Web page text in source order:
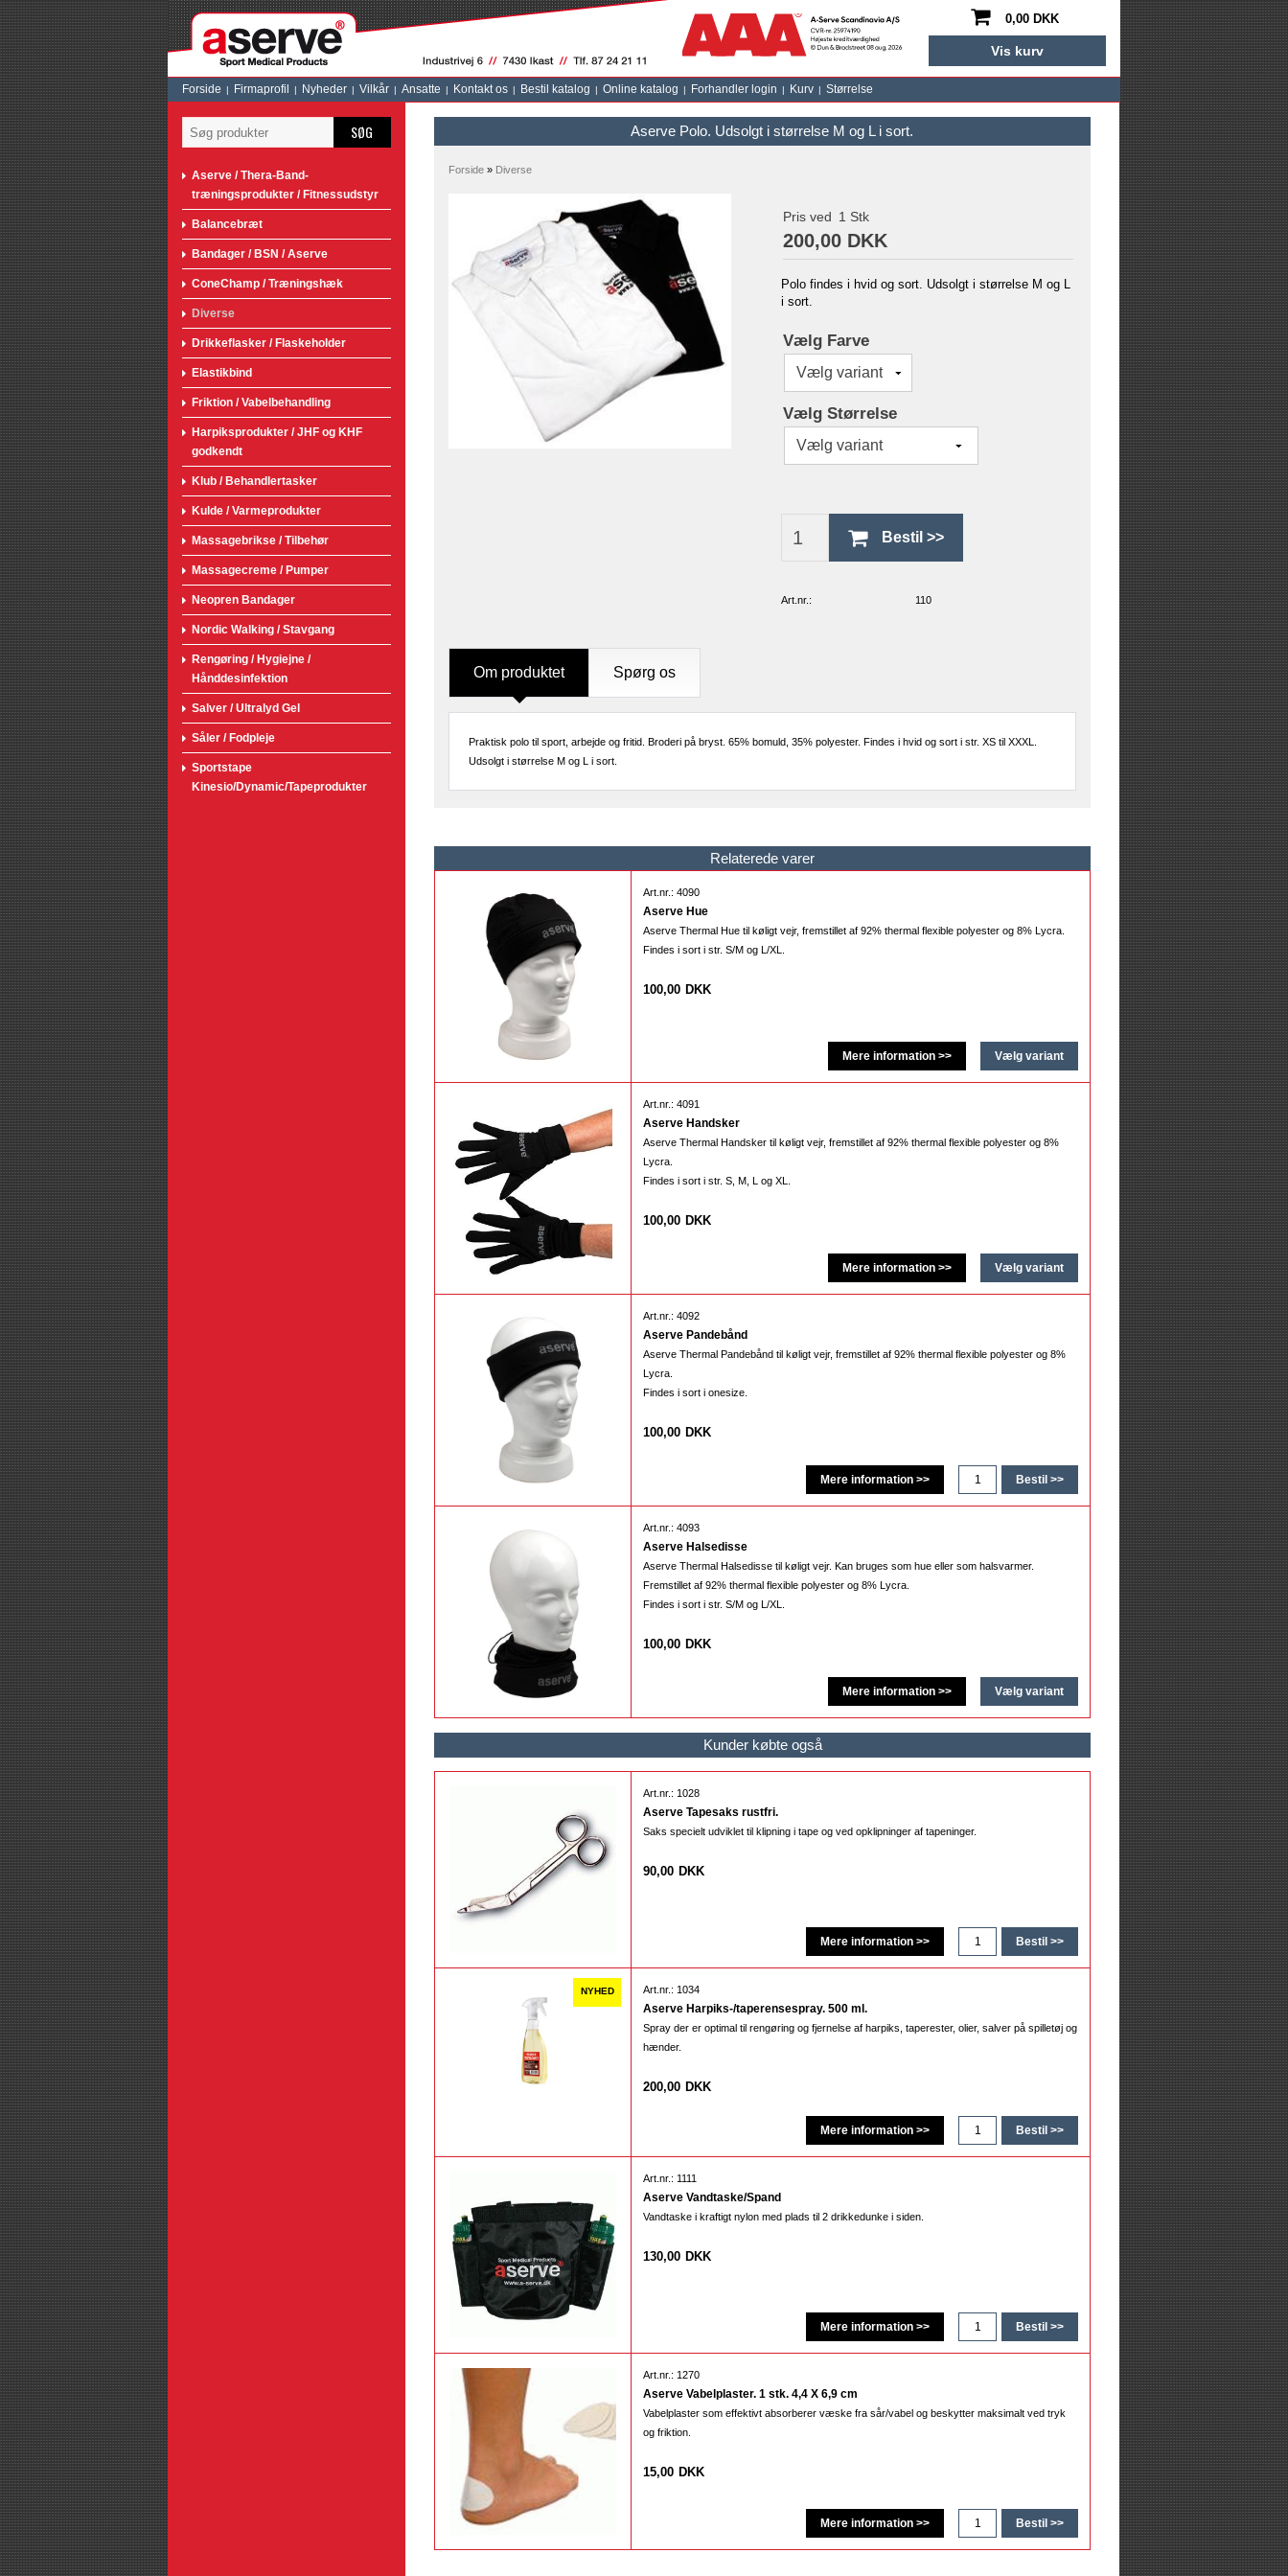
0,00 DKK
Vis kurv
Forside Firmaprofil Nyheder Vilkår Ansatte Kontakt os Bestil katalog Online katalog Forhandler login Kurv Størrelse
SØG
Aserve / Thera-Band-
træningsprodukter / Fitnessudstyr
Balancebræt
Bandager / BSN / Aserve
ConeChamp / Træningshæk
Diverse
Drikkeflasker / Flaskeholder
Elastikbind
Friktion / Vabelbehandling
Harpiksprodukter / JHF og KHF
godkendt
Klub / Behandlertasker
Kulde / Varmeprodukter
Massagebrikse / Tilbehør
Massagecreme / Pumper
Neopren Bandager
Nordic Walking / Stavgang
Rengøring / Hygiejne /
Hånddesinfektion
Salver / Ultralyd Gel
Såler / Fodpleje
Sportstape
Kinesio/Dynamic/Tapeprodukter
Aserve Polo. Udsolgt i størrelse M og L i sort.
Forside » Diverse
Pris ved 1 Stk
200,00 DKK
Polo findes i hvid og sort. Udsolgt i størrelse M og L
i sort.
Vælg Farve
Vælg Størrelse
110
Art.nr.:
Om produktet Spørg os
Praktisk polo til sport, arbejde og fritid. Broderi på bryst. 65% bomuld, 35% polyester. Findes i hvid og sort i str. XS til XXXL.
Udsolgt i størrelse M og L i sort.
Relaterede varer
Art.nr.: 4090
Aserve Hue
Aserve Thermal Hue til køligt vejr, fremstillet af 92% thermal flexible polyester og 8% Lycra.
Findes i sort i str. S/M og L/XL.
100,00 DKK
Art.nr.: 4091
Aserve Handsker
Aserve Thermal Handsker til køligt vejr, fremstillet af 92% thermal flexible polyester og 8%
Lycra.
Findes i sort i str. S, M, L og XL.
100,00 DKK
Art.nr.: 4092
Aserve Pandebånd
Aserve Thermal Pandebånd til køligt vejr, fremstillet af 92% thermal flexible polyester og 8%
Lycra.
Findes i sort i onesize.
100,00 DKK
Art.nr.: 4093
Aserve Halsedisse
Aserve Thermal Halsedisse til køligt vejr. Kan bruges som hue eller som halsvarmer.
Fremstillet af 92% thermal flexible polyester og 8% Lycra.
Findes i sort i str. S/M og L/XL.
100,00 DKK
Kunder købte også
Art.nr.: 1028
Aserve Tapesaks rustfri.
Saks specielt udviklet til klipning i tape og ved opklipninger af tapeninger.
90,00 DKK
Art.nr.: 1034
Aserve Harpiks-/taperensespray. 500 ml.
Spray der er optimal til rengøring og fjernelse af harpiks, taperester, olier, salver på spilletøj og
hænder.
200,00 DKK
Art.nr.: 1111
Aserve Vandtaske/Spand
Vandtaske i kraftigt nylon med plads til 2 drikkedunke i siden.
130,00 DKK
Art.nr.: 1270
Aserve Vabelplaster. 1 stk. 4,4 X 6,9 cm
Vabelplaster som effektivt absorberer væske fra sår/vabel og beskytter maksimalt ved tryk
og friktion.
15,00 DKK